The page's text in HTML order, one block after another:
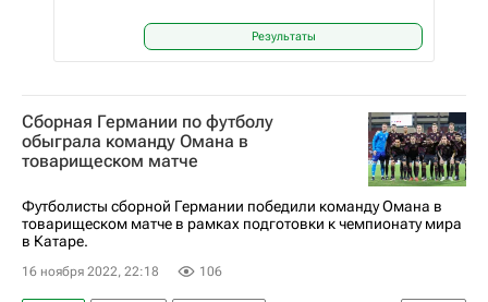
Результаты
Сборная Германии по футболу
обыграла команду Омана в
товарищеском матче
Футболисты сборной Германии победили команду Омана в
товарищеском матче в рамках подготовки к чемпионату мира
в Катаре.
16 ноября 2022, 22:18 106